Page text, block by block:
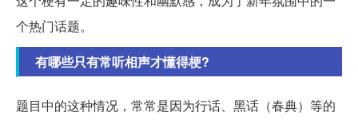
个热门话题。
有哪些只有常听相声才懂得梗?
题目中的这种情况，常常是因为行话、黑话（春典）等的